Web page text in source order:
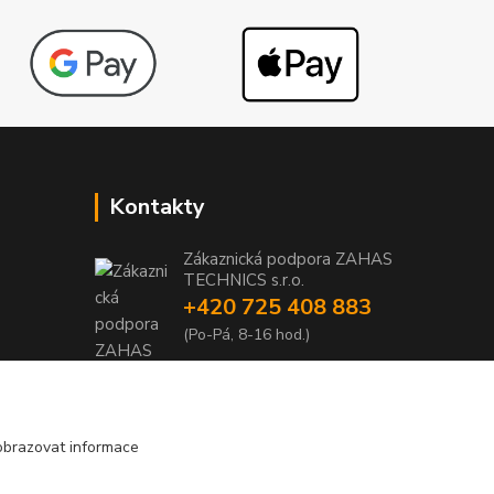
Kontakty
Zákaznická podpora ZAHAS
TECHNICS s.r.o.
+420 725 408 883
(Po-Pá, 8-16 hod.)
informace